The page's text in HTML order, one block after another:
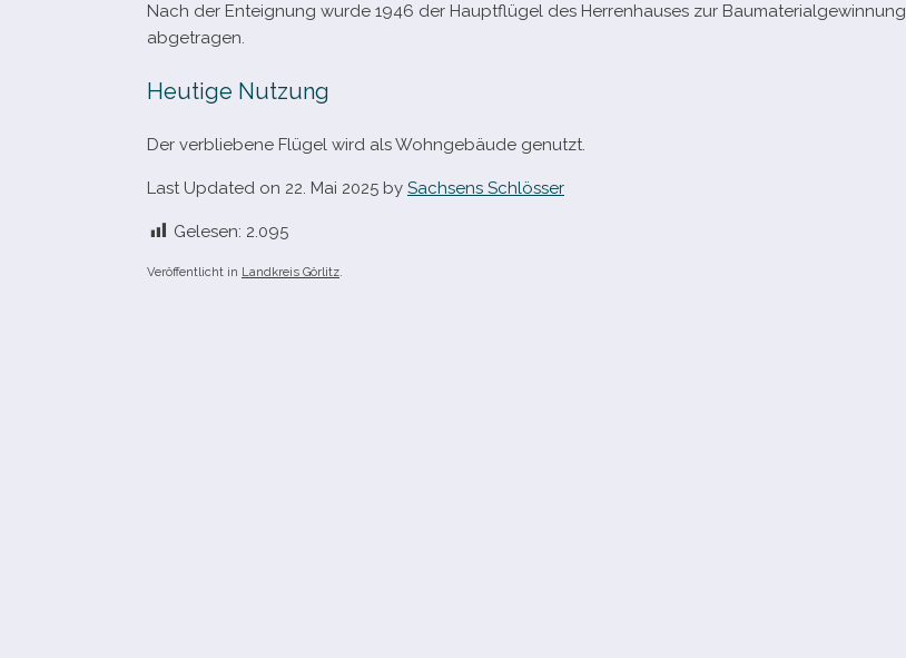
Nach der Enteignung wurde 1946 der Hauptflügel des Herrenhauses zur Baumaterialgewinnung
abgetragen.
Heutige Nutzung
Der ver­blie­bene Flügel wird als Wohngebäude genutzt.
Last Updated on 22. Mai 2025 by Sachsens Schlösser
Gelesen: 2.095
Veröffentlicht in Landkreis Görlitz